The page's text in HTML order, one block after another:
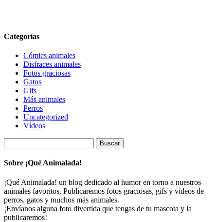
Categorías
Cómics animales
Disfraces animales
Fotos graciosas
Gatos
Gifs
Más animales
Perros
Uncategorized
Vídeos
Sobre ¡Qué Animalada!
¡Qué Animalada! un blog dedicado al humor en torno a nuestros
animales favoritos. Publicaremos fotos graciosas, gifs y vídeos de
perros, gatos y muchos más animales.
¡Envíanos alguna foto divertida que tengas de tu mascota y la
publicaremos!